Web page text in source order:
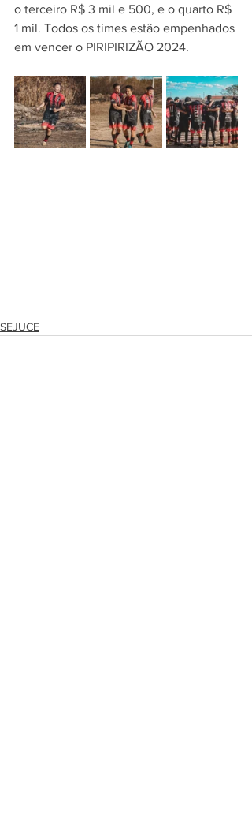
o terceiro R$ 3 mil e 500, e o quarto R$
1 mil. Todos os times estão empenhados
em vencer o PIRIPIRIZÃO 2024.
SEJUCE